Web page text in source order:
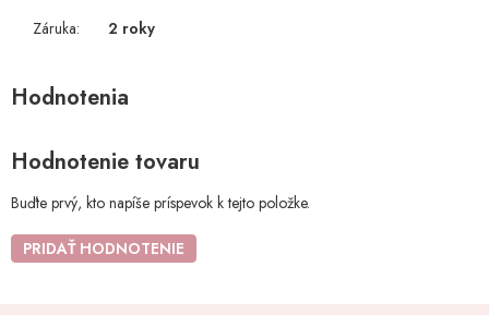
Záruka: 2 roky
Hodnotenie tovaru
Buďte prvý, kto napíše príspevok k tejto položke.
PRIDAŤ HODNOTENIE